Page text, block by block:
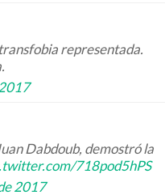
representada.
Dabdoub, demostró la
718pod5hPS
2017